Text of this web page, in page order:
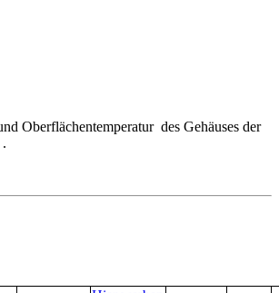
Oberflächentemperatur des Gehäuses der